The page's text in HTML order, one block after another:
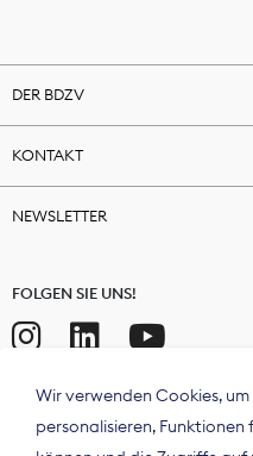
DER BDZV
KONTAKT
NEWSLETTER
FOLGEN SIE UNS!
Wir verwenden Cookies,
personalisieren,